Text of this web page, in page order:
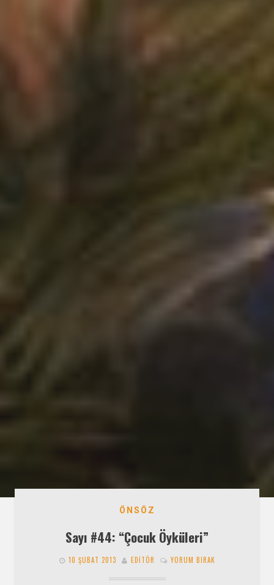
ÖNSÖZ
Sayı #44: “Çocuk Öyküleri”
10 ŞUBAT 2013 EDITÖR YORUM BIRAK